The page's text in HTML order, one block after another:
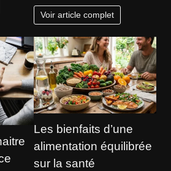
Voir article complet
Les bienfaits d’une
alimentation équilibrée
sur la santé